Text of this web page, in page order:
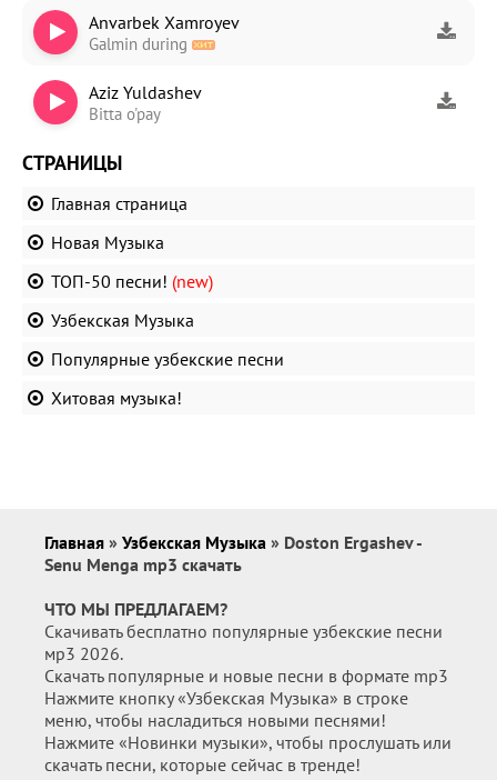
Anvarbek Xamroyev
Galmin during
Aziz Yuldashev
Bitta o'pay
СТРАНИЦЫ
Главная страница
Новая Музыка
ТОП-50 песни! (new)
Узбекская Музыка
Популярные узбекские песни
Хитовая музыка!
Главная » Узбекская Музыка » Doston Ergashev -
Senu Menga mp3 скачать
ЧТО МЫ ПРЕДЛАГАЕМ?
Скачивать бесплатно популярные узбекские песни
мр3 2026.
Скачать популярные и новые песни в формате mp3
Нажмите кнопку «Узбекская Музыка» в строке
меню, чтобы насладиться новыми песнями!
Нажмите «Новинки музыки», чтобы прослушать или
скачать песни, которые сейчас в тренде!